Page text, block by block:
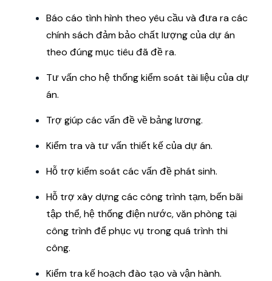
Báo cáo tình hình theo yêu cầu và đưa ra các
chính sách đảm bảo chất lượng của dự án
theo đúng mục tiêu đã đề ra.
Tư vấn cho hệ thống kiểm soát tài liệu của dự
án.
Trợ giúp các vấn đề về bảng lương.
Kiểm tra và tư vấn thiết kế của dự án.
Hỗ trợ kiểm soát các vấn đề phát sinh.
Hỗ trợ xây dựng các công trình tạm, bến bãi
tập thể, hệ thống điện nước, văn phòng tại
công trình để phục vụ trong quá trình thi
công.
Kiểm tra kế hoạch đào tạo và vận hành.